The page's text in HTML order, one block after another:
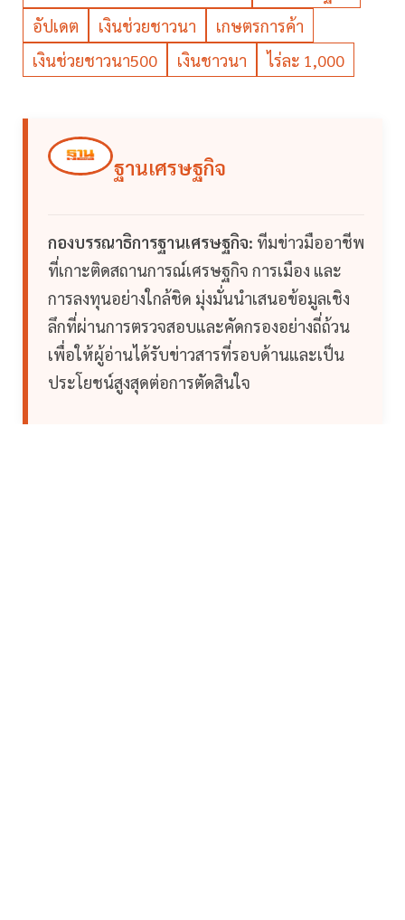
อัปเดต
เงินช่วยชาวนา
เกษตรการค้า
เงินช่วยชาวนา500
เงินชาวนา ไร่ละ 1,000
ฐานเศรษฐกิจ
กองบรรณาธิการฐานเศรษฐกิจ: ทีมข่าวมืออาชีพ
ที่เกาะติดสถานการณ์เศรษฐกิจ การเมือง และ
การลงทุนอย่างใกล้ชิด มุ่งมั่นนำเสนอข้อมูลเชิง
ลึกที่ผ่านการตรวจสอบและคัดกรองอย่างถี่ถ้วน
เพื่อให้ผู้อ่านได้รับข่าวสารที่รอบด้านและเป็น
ประโยชน์สูงสุดต่อการตัดสินใจ